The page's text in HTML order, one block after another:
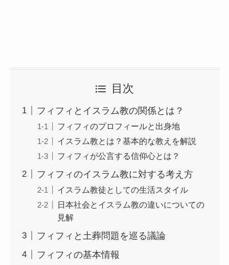
目次
フィフィとイスラム教の関係とは？
フィフィのプロフィールと出身地
イスラム教とは？基本的な教えを解説
フィフィが公言する信仰心とは？
フィフィのイスラム教に対する考え方
イスラム教徒としての生活スタイル
日本社会とイスラム教の違いについての
見解
フィフィと土葬問題を巡る議論
フィフィの基本情報